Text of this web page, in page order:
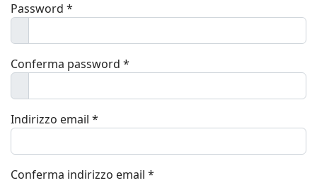
Password *
Conferma password *
Indirizzo email *
Conferma indirizzo email *